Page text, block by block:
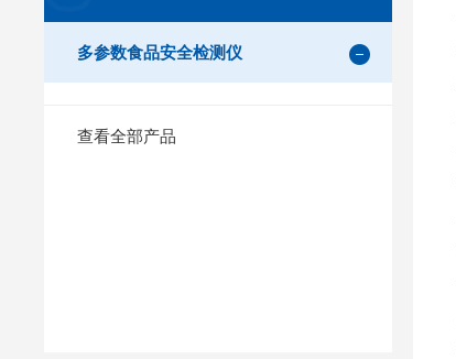
多参数食品安全检测仪
查看全部产品